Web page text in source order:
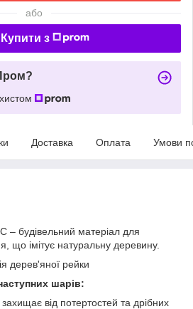
або
Купити з
Доставка Оплата Умови
– будівельний матеріал для
що імітує натуральну деревину.
дерев'яної рейки
шарів:
від потертостей та дрібних